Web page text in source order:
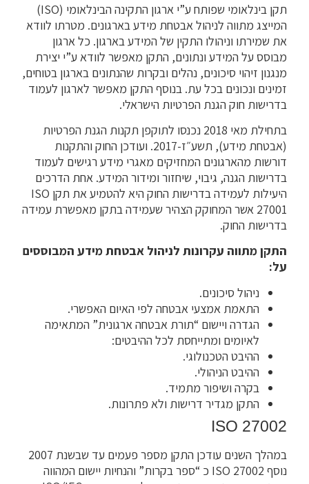
תקן בינלאומי שפותח ע”י ארגון התקינה הבינלאומי (ISO)
המייצג מתווה לניהול אבטחת מידע בארגונים. מטרתו לוודא
את שמירתו וניהולו התקין של המידע בארגון. כל ארגון
מבוסס על המידע ונתונים, התקן מאפשר לוודא ע”י יצירת
מנגנון זיהוי סיכונים, נהלים ובקרות שהנתונים בארגון בטוחים,
זמינים ונכונים בכל עת. בנוסף התקן מאפשר לארגון לעמוד
בדרישות חוק הגנת הפרטיות הישראלי.
בתחילת מאי 2018 נכנסו לתוקפן תקנות הגנת הפרטיות
(אבטחת מידע), תשע״ז-2017. ועודכן החוק והתקנות
דורשות מהארגונים המחזיקים מאגרי מידע רגישים לעמוד
בדרישות הגנה, גיבוי, שיחזור ומידור המידע. אחת הדרכים
היעילות לעמידה בדרישות החוק היא להטמיע את תקן ISO
27001 אשר המחוקק הצהיר שעמידה בתקן מאפשרת עמידה
בדרישות החוק.
התקן מתווה עקרונות לניהול אבטחת מידע המבוססים
על:
ניהול סיכונים.
התאמת אמצעי אבטחה לפי האיום האפשרי.
הגדרה ויישום “תורת אבטחה ארגונית” המתאימה
לאיומים ומתייחסת לכל ההיבטים:
ההיבט הטכנולוגי.
ההיבט הניהולי.
בקרה ושיפור מתמיד.
התקן מגדיר דרישות ולא פתרונות.
ISO 27002
במהלך השנים עודכן התקן מספר פעמים עד שבשנת 2007
נוסף ISO 27002 כ “ספר בקרות” והנחיות יישום המהווה